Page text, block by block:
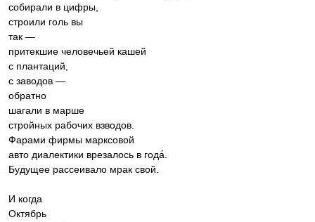
собирали в цифры,
строили голь вы
так —
притекшие человечьей кашей
с плантаций,
с заводов —
обратно
шагали в марше
стройных рабочих взводов.
Фарами фирмы марксовой
авто диалектики врезалось в года́.
Будущее рассеивало мрак свой.
И когда
Октябрь